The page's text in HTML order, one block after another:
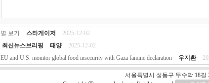
이
트
-
태
보
험
별 보기 스타게이저
2025-12-02
최신뉴스브리핑
태양
2025-12-02
EU and U.S. monitor global food insecurity with Gaza famine declaration
우지환
서울특별시 성동구 무수막 18길